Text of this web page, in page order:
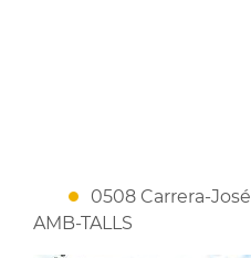
0508 Carrera-
AMB-TALLS